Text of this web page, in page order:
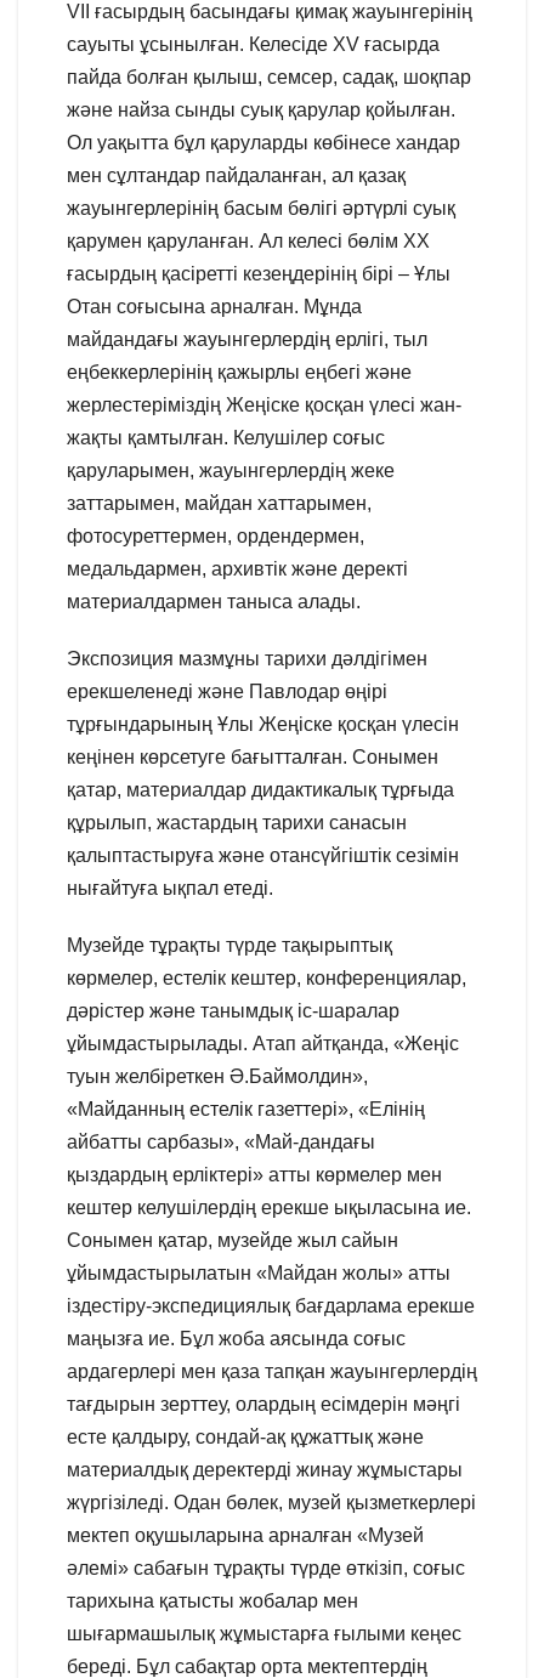
VII ғасырдың басындағы қимақ жауынгерінің
сауыты ұсынылған. Келесіде XV ғасырда
пайда болған қылыш, семсер, садақ, шоқпар
және найза сынды суық қарулар қойылған.
Ол уақытта бұл қаруларды көбінесе хандар
мен сұлтандар пайдаланған, ал қазақ
жауынгерлерінің басым бөлігі әртүрлі суық
қарумен қаруланған. Ал келесі бөлім ХХ
ғасырдың қасіретті кезеңдерінің бірі – Ұлы
Отан соғысына арналған. Мұнда
майдандағы жауынгерлердің ерлігі, тыл
еңбеккерлерінің қажырлы еңбегі және
жерлестеріміздің Жеңіске қосқан үлесі жан-
жақты қамтылған. Келушілер соғыс
қаруларымен, жауынгерлердің жеке
заттарымен, майдан хаттарымен,
фотосуреттермен, ордендермен,
медальдармен, архивтік және деректі
материалдармен таныса алады.
Экспозиция мазмұны тарихи дәлдігімен
ерекшеленеді және Павлодар өңірі
тұрғындарының Ұлы Жеңіске қосқан үлесін
кеңінен көрсетуге бағытталған. Сонымен
қатар, материалдар дидактикалық тұрғыда
құрылып, жастардың тарихи санасын
қалыптастыруға және отансүйгіштік сезімін
нығайтуға ықпал етеді.
Музейде тұрақты түрде тақырыптық
көрмелер, естелік кештер, конференциялар,
дәрістер және танымдық іс-шаралар
ұйымдастырылады. Атап айтқанда, «Жеңіс
туын желбіреткен Ә.Баймолдин»,
«Майданның естелік газеттері», «Елінің
айбатты сарбазы», «Май-дандағы
қыздардың ерліктері» атты көрмелер мен
кештер келушілердің ерекше ықыласына ие.
Сонымен қатар, музейде жыл сайын
ұйымдастырылатын «Майдан жолы» атты
іздестіру-экспедициялық бағдарлама ерекше
маңызға ие. Бұл жоба аясында соғыс
ардагерлері мен қаза тапқан жауынгерлердің
тағдырын зерттеу, олардың есімдерін мәңгі
есте қалдыру, сондай-ақ құжаттық және
материалдық деректерді жинау жұмыстары
жүргізіледі. Одан бөлек, музей қызметкерлері
мектеп оқушыларына арналған «Музей
әлемі» сабағын тұрақты түрде өткізіп, соғыс
тарихына қатысты жобалар мен
шығармашылық жұмыстарға ғылыми кеңес
береді. Бұл сабақтар орта мектептердің